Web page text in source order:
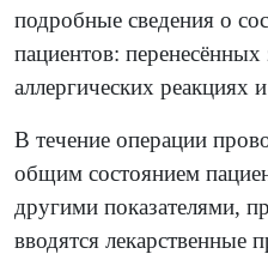
подробные сведения о
пациентов: перенесённых
аллергических реакциях
В течение операции
общим состоянием
другими показателями,
вводятся лекарственные